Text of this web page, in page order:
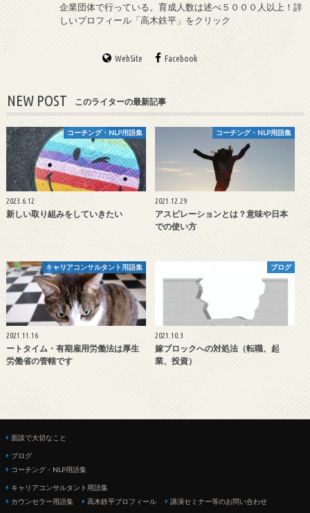
企業団体で行っている。育成人数は述べ５０００人以上！詳
しいプロフィール「高木鉄平」をクリック
WebSite Facebook
NEW POST このライターの最新記事
コーチング・NLP用語集
2023.6.12
新しい取り組みをしていきたい
コーチング・NLP用語集
2021.12.29
アスピレーションとは？意味や日本
での使い方
キャリアコンサルタント用語集
2021.11.16
ートタイム・有期雇用労働法は厚生
労働省の管轄です
ブログ
2021.10.3
嫁ブロックへの対処法（転職、起
業、投資）
面談で大切なこと
ブログ
コーチング・NLP用語集
キャリアコンサルタント用語集
カウンセラー用語集
高木鉄平プロフィール 講演セミナー等のお問い合わせ